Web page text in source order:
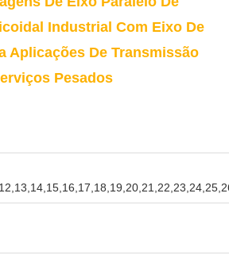
Industrial Com Eixo De
Aplicações De Transmissão
Pesados